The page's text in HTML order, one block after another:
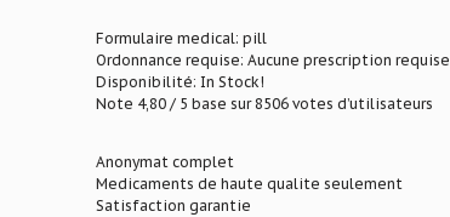
Formulaire medical: pill
Ordonnance requise: Aucune prescription requise
Disponibilité: In Stock!
Note 4,80 / 5 base sur 8506 votes d’utilisateurs
Anonymat complet
Medicaments de haute qualite seulement
Satisfaction garantie